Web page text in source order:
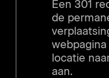
Een 301
de
locatie
aan.